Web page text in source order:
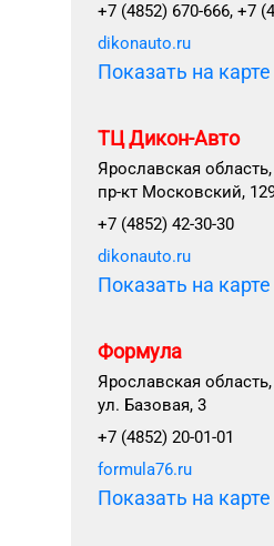
+7 (4852) 670-666, +7
dikonauto.ru
Показать на карте
ТЦ Дикон-Авто
Ярославская
пр-кт Московский,
+7 (4852) 42-30-30
dikonauto.ru
Показать на карте
Формула
Ярославская
ул. Базовая, 3
+7 (4852) 20-01-01
formula76.ru
Показать на карте